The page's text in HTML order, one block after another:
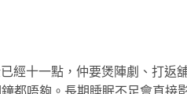
經十一點，仲要煲陣劇、打返
都唔夠。長期睡眠不足會直接